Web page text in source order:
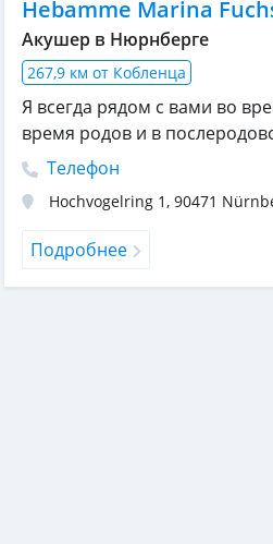
Hebamme Marina
Акушер в Нюрнберге
267,9 км от Кобленца
Я всегда рядом с вами во
время родов и в
Телефон
Hochvogelring 1, 90471
Подробнее